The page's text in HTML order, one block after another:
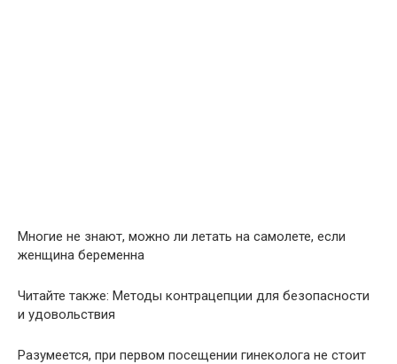
Многие не знают, можно ли летать на самолете, если
женщина беременна
Читайте также: Методы контрацепции для безопасности
и удовольствия
Разумеется, при первом посещении гинеколога не стоит